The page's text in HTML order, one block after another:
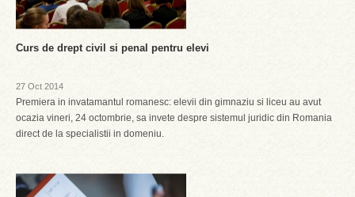
Curs de drept civil si penal pentru elevi
27 Oct 2014
Premiera in invatamantul romanesc: elevii din gimnaziu si liceu au avut
ocazia vineri, 24 octombrie, sa invete despre sistemul juridic din Romania
direct de la specialistii in domeniu.